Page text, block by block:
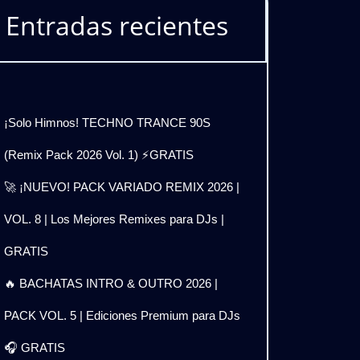
Entradas recientes
¡Solo Himnos! TECHNO TRANCE 90S
(Remix Pack 2026 Vol. 1) ⚡GRATIS
🚀 ¡NUEVO! PACK VARIADO REMIX 2026 |
VOL. 8 | Los Mejores Remixes para DJs |
GRATIS
🔥 BACHATAS INTRO & OUTRO 2026 |
PACK VOL. 5 | Ediciones Premium para DJs
🎧 GRATIS